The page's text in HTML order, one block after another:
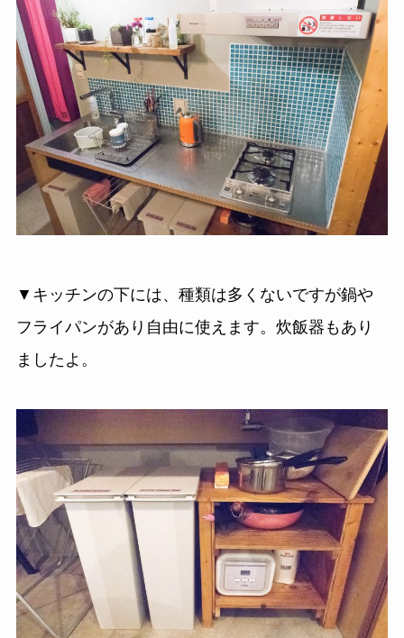
▼キッチンの下には、種類は多くないですが鍋や
フライパンがあり自由に使えます。炊飯器もあり
ましたよ。